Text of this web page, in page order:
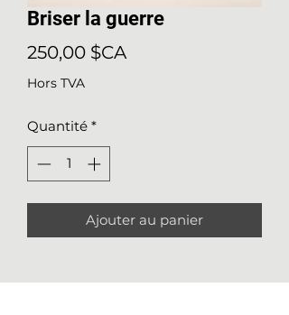
Briser la guerre
250,00 $CAPrix
Hors TVA
Quantité *
Ajouter au panier